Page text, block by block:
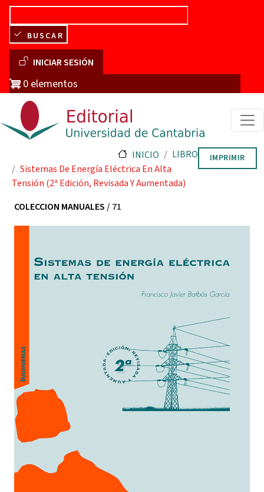
Pasar al contenido principal
BUSCAR
Menú de cuenta de usuario
INICIAR SESIÓN
0 elementos
INICIO
LIBRO
Sistemas De Energía Eléctrica En Alta
Tensión (2ª Edición, Revisada Y Aumentada)
IMPRIMIR
COLECCION MANUALES/ 71